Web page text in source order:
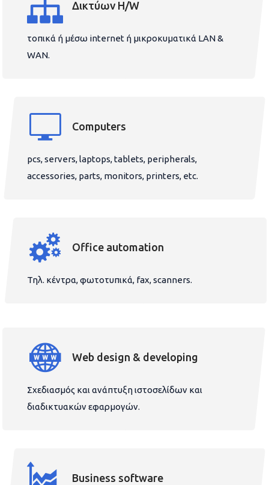
Δικτύων H/W
τοπικά ή μέσω internet ή μικροκυματικά LAN &
WAN.
Computers
pcs, servers, laptops, tablets, peripherals,
accessories, parts, monitors, printers, etc.
Office automation
Τηλ. κέντρα, φωτοτυπικά, fax, scanners.
Web design & developing
Σχεδιασμός και ανάπτυξη ιστοσελίδων και
διαδικτυακών εφαρμογών.
Business software